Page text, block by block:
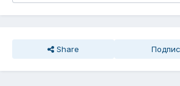
Share